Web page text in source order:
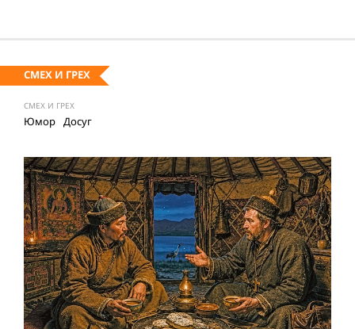
СМЕХ И ГРЕХ
СМЕХ И ГРЕХ
Юмор Досуг